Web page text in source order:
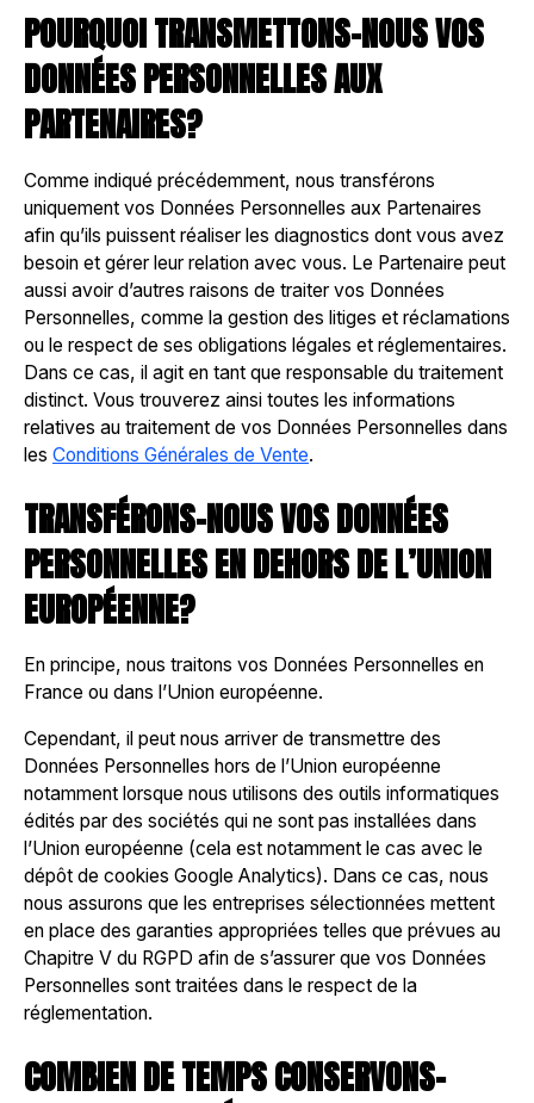
POURQUOI TRANSMETTONS-NOUS VOS
DONNÉES PERSONNELLES AUX
PARTENAIRES?
Comme indiqué précédemment, nous transférons
uniquement vos Données Personnelles aux Partenaires
afin qu’ils puissent réaliser les diagnostics dont vous avez
besoin et gérer leur relation avec vous. Le Partenaire peut
aussi avoir d’autres raisons de traiter vos Données
Personnelles, comme la gestion des litiges et réclamations
ou le respect de ses obligations légales et réglementaires.
Dans ce cas, il agit en tant que responsable du traitement
distinct. Vous trouverez ainsi toutes les informations
relatives au traitement de vos Données Personnelles dans
les Conditions Générales de Vente.
TRANSFÉRONS-NOUS VOS DONNÉES
PERSONNELLES EN DEHORS DE L’UNION
EUROPÉENNE?
En principe, nous traitons vos Données Personnelles en
France ou dans l’Union européenne.
Cependant, il peut nous arriver de transmettre des
Données Personnelles hors de l’Union européenne
notamment lorsque nous utilisons des outils informatiques
édités par des sociétés qui ne sont pas installées dans
l’Union européenne (cela est notamment le cas avec le
dépôt de cookies Google Analytics). Dans ce cas, nous
nous assurons que les entreprises sélectionnées mettent
en place des garanties appropriées telles que prévues au
Chapitre V du RGPD afin de s’assurer que vos Données
Personnelles sont traitées dans le respect de la
réglementation.
COMBIEN DE TEMPS CONSERVONS-